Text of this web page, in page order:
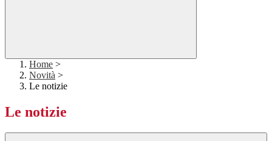
Home >
Novità >
Le notizie
Le notizie